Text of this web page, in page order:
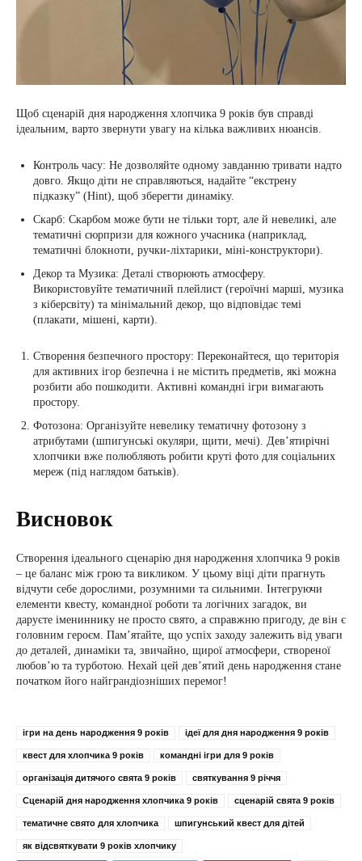
Щоб сценарій дня народження хлопчика 9 років був справді
ідеальним, варто звернути увагу на кілька важливих нюансів.
Контроль часу: Не дозволяйте одному завданню тривати надто
довго. Якщо діти не справляються, надайте “екстрену
підказку” (Hint), щоб зберегти динаміку.
Скарб: Скарбом може бути не тільки торт, але й невеликі, але
тематичні сюрпризи для кожного учасника (наприклад,
тематичні блокноти, ручки-ліхтарики, міні-конструктори).
Декор та Музика: Деталі створюють атмосферу.
Використовуйте тематичний плейлист (героїчні марші, музика
з кіберсвіту) та мінімальний декор, що відповідає темі
(плакати, мішені, карти).
Створення безпечного простору: Переконайтеся, що територія
для активних ігор безпечна і не містить предметів, які можна
розбити або пошкодити. Активні командні ігри вимагають
простору.
Фотозона: Організуйте невелику тематичну фотозону з
атрибутами (шпигунські окуляри, щити, мечі). Дев’ятирічні
хлопчики вже полюбляють робити круті фото для соціальних
мереж (під наглядом батьків).
Висновок
Створення ідеального сценарію дня народження хлопчика 9 років
– це баланс між грою та викликом. У цьому віці діти прагнуть
відчути себе дорослими, розумними та сильними. Інтегруючи
елементи квесту, командної роботи та логічних загадок, ви
даруєте імениннику не просто свято, а справжню пригоду, де він є
головним героєм. Пам’ятайте, що успіх заходу залежить від уваги
до деталей, динаміки та, звичайно, щирої атмосфери, створеної
любов’ю та турботою. Нехай цей дев’ятий день народження стане
початком його найграндіозніших перемог!
ігри на день народження 9 років ідеї для дня народження 9 років
квест для хлопчика 9 років командні ігри для 9 років
організація дитячого свята 9 років святкування 9 річчя
Сценарій дня народження хлопчика 9 років сценарій свята 9 років
тематичне свято для хлопчика шпигунський квест для дітей
як відсвяткувати 9 років хлопчику